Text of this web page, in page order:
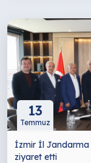
13
Temmuz
İzmir İl Jandarma
ziyaret etti